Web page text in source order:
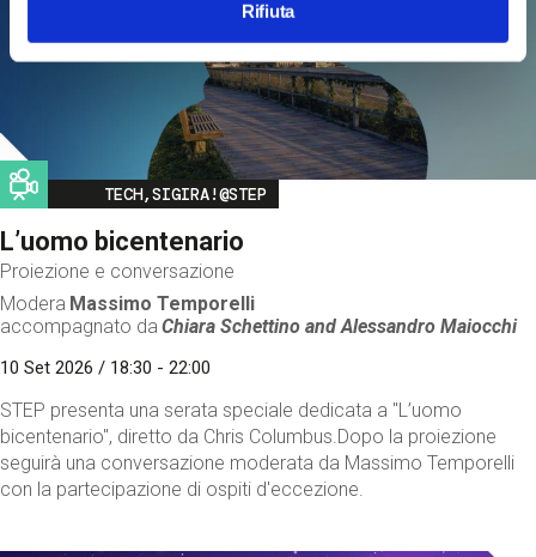
Rifiuta
Image
TECH,SIGIRA!@STEP
L’uomo bicentenario
Proiezione e conversazione
Modera Massimo Temporelli
accompagnato da Chiara Schettino andAlessandro Maiocchi
10 Set 2026 / 18:30 - 22:00
STEP presenta una serata speciale dedicata a "L’uomo
bicentenario", diretto da Chris Columbus.Dopo la proiezione
seguirà una conversazione moderata da Massimo Temporelli
con la partecipazione di ospiti d'eccezione.